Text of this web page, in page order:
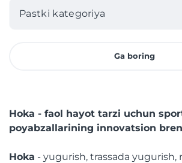
Pastki kategoriya
Ga boring
Hoka - faol hayot tarzi uchun
poyabzallarining innovatsion
Hoka - yugurish, trassada yugurish,